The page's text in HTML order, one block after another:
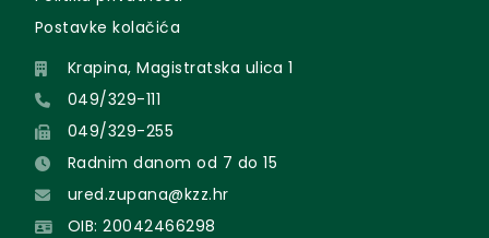
Postavke kolačića
Krapina, Magistratska ulica 1
049/329-111
049/329-255
Radnim danom od 7 do 15
ured.zupana@kzz.hr
OIB: 20042466298